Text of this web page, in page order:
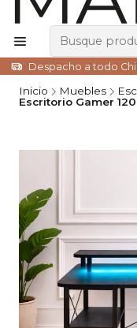
Despacho a todo
Inicio Muebles
Escritorio Gamer